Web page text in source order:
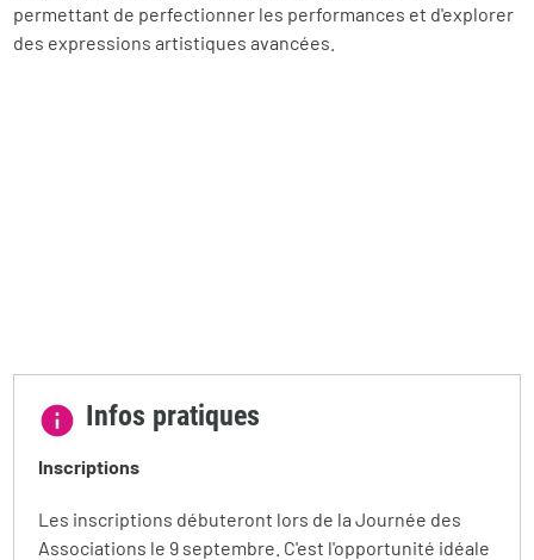
permettant de perfectionner les performances et d'explorer
des expressions artistiques avancées.
Infos pratiques
Inscriptions
Les inscriptions débuteront lors de la Journée des
Associations le 9 septembre. C'est l'opportunité idéale